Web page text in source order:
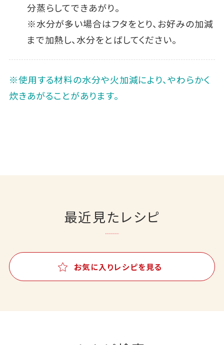
分蒸らしてできあがり。
※水分が多い場合はフタをとり、お好みの加減
まで加熱し、水分をとばしてください。
※使用する材料の水分や火加減により、やわらかく
炊きあがることがあります。
最近見たレシピ
お気に入りレシピを見る